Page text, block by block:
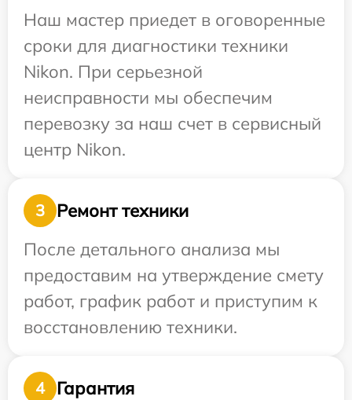
Наш мастер приедет в оговоренные
сроки для диагностики техники
Nikon. При серьезной
неисправности мы обеспечим
перевозку за наш счет в сервисный
центр Nikon.
3
Ремонт техники
После детального анализа мы
предоставим на утверждение смету
работ, график работ и приступим к
восстановлению техники.
4
Гарантия